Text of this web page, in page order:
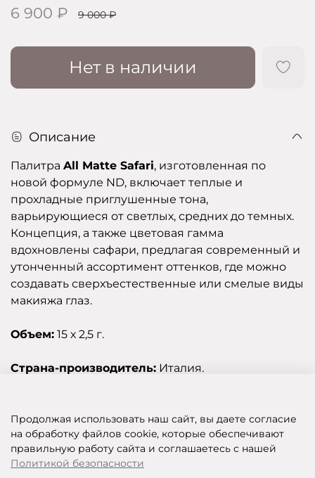
6 900 ₽ 9 000 ₽
Нет в наличии
Описание
Палитра All Matte Safari, изготовленная по
новой формуле ND, включает теплые и
прохладные приглушенные тона,
варьирующиеся от светлых, средних до темных.
Концепция, а также цветовая гамма
вдохновлены сафари, предлагая современный и
утонченный ассортимент оттенков, где можно
создавать сверхъестественные или смелые виды
макияжа глаз.
Объем: 15 х 2,5 г.
Страна-производитель: Италия.
SHOP OF BEAUTY - МУЛЬТИБРЕНДОВЫЙ ИНТЕРНЕТ-МАГАЗИН КОСМЕТИКИ
Продолжая использовать наш сайт, вы даете согласие
на обработку файлов cookie, которые обеспечивают
правильную работу сайта и соглашаетесь с нашей
Политикой безопасности